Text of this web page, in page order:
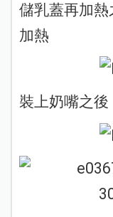
儲乳蓋再加
加熱
裝上奶嘴之